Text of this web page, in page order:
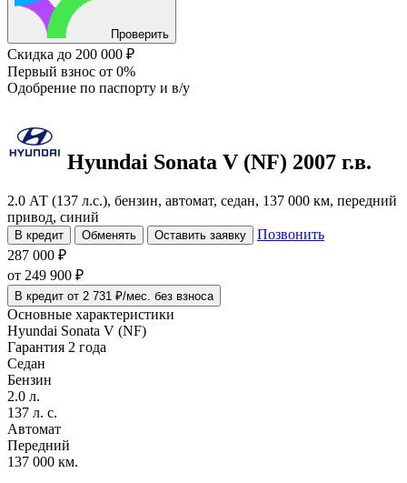
Проверить
Скидка до 200 000 ₽
Первый взнос от 0%
Одобрение по паспорту и в/у
Hyundai Sonata V (NF) 2007 г.в.
2.0 АТ (137 л.с.), бензин, автомат, седан, 137 000 км, передний
привод, синий
В кредит Обменять Оставить заявку
Позвонить
287 000 ₽
от 249 900 ₽
В кредит от 2 731 ₽/мес. без взноса
Основные характеристики
Hyundai Sonata V (NF)
Гарантия 2 года
Седан
Бензин
2.0 л.
137 л. с.
Автомат
Передний
137 000 км.